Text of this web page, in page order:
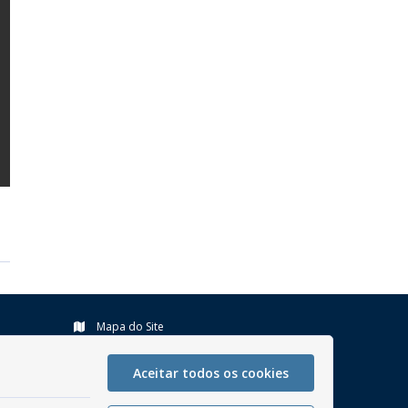
Mapa do Site
Perguntas frequentes
Manual de Navegação
Aceitar todos os cookies